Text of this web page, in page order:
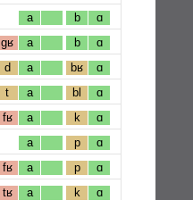
a b ɑ
gʁ a b ɑ
d a bʁ ɑ
t a bl ɑ
fʁ a k ɑ
a p ɑ
fʁ a p ɑ
tʁ a k ɑ